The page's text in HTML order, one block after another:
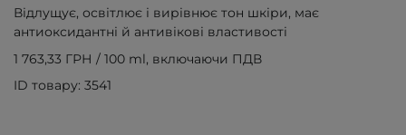
Відлущує, освітлює і вирівнює тон шкіри, має
антиоксидантні й антивікові властивості
1 763,33 ГРН / 100 ml, включаючи ПДВ
ID товару: 3541